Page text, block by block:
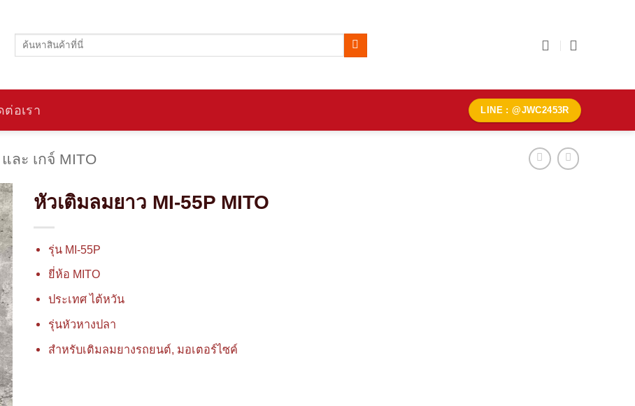
ค้นหา:
ต่อเรา LINE : @JWC2453R
ละ เกจ์ MITO
หัวเติมลมยาว MI-55P MITO
รุ่น MI-55P
ยี่ห้อ MITO
ประเทศ ไต้หวัน
รุ่นหัวหางปลา
สำหรับเติมลมยางรถยนต์, มอเตอร์ไซค์